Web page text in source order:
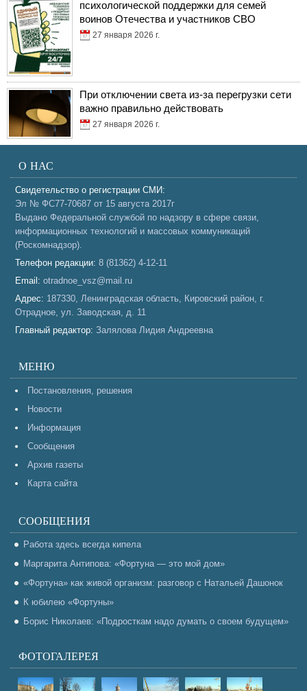
психологической поддержки для семей
воинов Отечества и участников СВО
27 января 2026 г.
При отключении света из-за перегрузки сети
важно правильно действовать
27 января 2026 г.
О НАС
Свидетельство о регистрации СМИ:
Эл № ФС77-70687 от 15 августа 2017г
Выдано Федеральной службой по надзору в сфере связи,
информационных технологий и массовых коммуникаций
(Роскомнадзор).
Телефон редакции: 8 (81362) 4-12-11
Email: otradnoe_vsz@mail.ru
Адрес: 187330, Ленинградская область, Кировский район, г.
Отрадное, ул. Заводская, д. 11
Главный редактор: Залялова Лидия Андреевна
МЕНЮ
Постановления, решения
Новости
Информация
Сообщения
Архив газеты
Карта сайта
СООБЩЕНИЯ
Работа здесь всегда кипела
Маргарита Антипова: «Фортуна — это мой дом»
«Фортуна» как живой организм: разговор с Натальей Дашонок
К юбилею «Фортуны»
Борис Николаев: «Подросткам надо думать о своем будущем»
ФОТОГАЛЕРЕЯ